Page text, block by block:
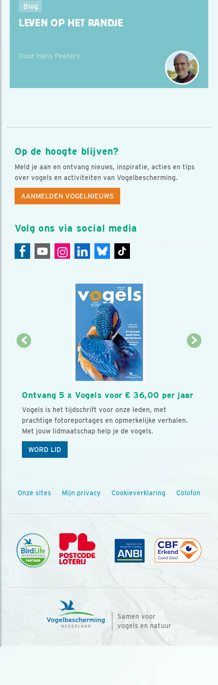
Blog
LEVEN OP HET RANDJE
Door Hans Peeters
Op de hoogte blijven?
Meld je aan en ontvang nieuws, inspiratie, acties en tips
over vogels en activiteiten van Vogelbescherming.
AANMELDEN VOGELNIEUWS
Volg ons via social media
Ontvang 5 x Vogels voor € 36,00 per jaar
Vogels is het tijdschrift voor onze leden, met
prachtige fotoreportages en opmerkelijke verhalen.
Met jouw lidmaatschap help je de vogels.
WORD LID
Onze sites Mijn privacy Cookieverklaring Colofon
Samen voor
vogels en natuur